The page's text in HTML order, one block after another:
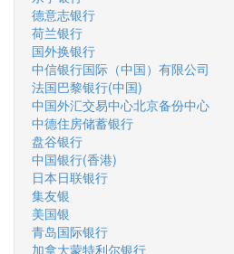
德意志银行
荷兰银行
国外换银行
中信银行国际（中国）有限公司
法国巴黎银行(中国)
中国外汇交易中心北京备份中心
中德住房储蓄银行
盘谷银行
中国银行(香港)
日本日联银行
集友银
美国银
青岛国际银行
加拿大蒙特利尔银行